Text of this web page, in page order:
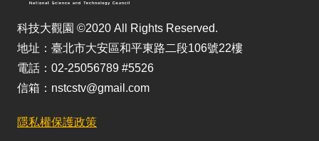
科技大觀園 ©2020 All Rights Reserved.
地址：臺北市大安區和平東路二段106號22樓
電話：02-25056789 #5526
信箱：nstcstv@gmail.com
隱私權保護政策